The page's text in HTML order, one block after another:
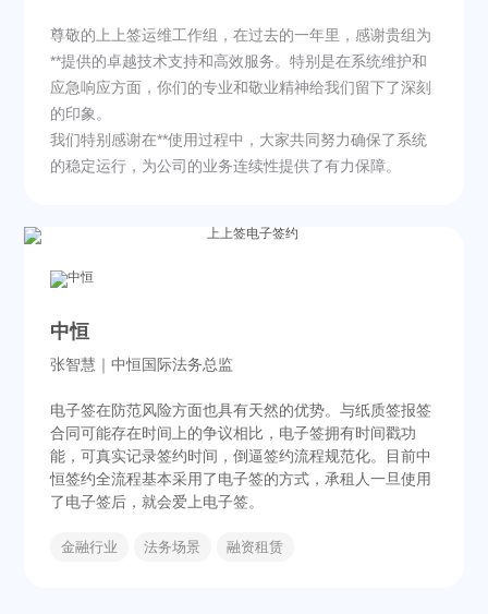
尊敬的上上签运维工作组，在过去的一年里，感谢贵组为
**提供的卓越技术支持和高效服务。特别是在系统维护和
应急响应方面，你们的专业和敬业精神给我们留下了深刻
的印象。
我们特别感谢在**使用过程中，大家共同努力确保了系统
的稳定运行，为公司的业务连续性提供了有力保障。
中恒
张智慧｜中恒国际法务总监
电子签在防范风险方面也具有天然的优势。与纸质签报签
合同可能存在时间上的争议相比，电子签拥有时间戳功
能，可真实记录签约时间，倒逼签约流程规范化。目前中
恒签约全流程基本采用了电子签的方式，承租人一旦使用
了电子签后，就会爱上电子签。
金融行业 法务场景 融资租赁